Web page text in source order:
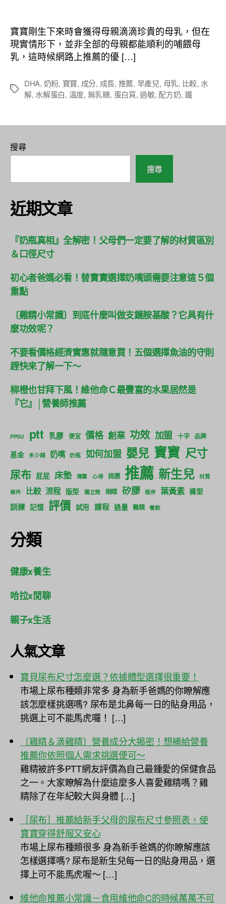
者
佈
日
期
寶寶剛生下來時會獲得母親滴滴珍貴的母乳，但在
現實情形下，並非全部的母親都能順利的哺餵母
乳，這時候網路上推薦的優 […]
標
DHA, 奶粉, 寶寶, 成分, 成長, 推薦, 早產兒, 母乳, 比較, 水
解, 水解蛋白, 溫度, 無乳糖, 蛋白質,過敏,配方奶,鐵
搜尋
搜尋
近期文章
『奶瓶真相』全解密！父母們一定要了解的材質區別
＆口徑尺寸
初心者爸媽必看！替寶寶選擇奶嘴頭需要注意這５個
重點
〔雞精小常識〕到底什麼叫做支鏈胺基酸？它具有什
麼功效呢？
不要看價格經濟實惠就隨意買！五個選擇魚油的守則
趕快來了解一下～
柳橙也甘拜下風！維他命Ｃ最豐富的水果居然是
『它』│營養師推薦
PPSU ptt 乳膠 便宜 價格 創業 功效 加盟 十字 品牌
基金 多少錢 奶嘴 奶瓶 如何加盟 嬰兒 寶寶 尺寸
尿布 屁屁 床墊 彈簧 心得 挑選 推薦 新生兒 材質
條件 比較 流程 版型 獨立筒 眼睛 矽膠 程序 葉黃素 褲型
訓練 記憶 評價 試用 課程 過量 雞精 餐飲
分類
健康x養生
哈拉x閒聊
親子x生活
人氣文章
寶貝尿布尺寸怎麼選？依據體型選擇很重要！
市場上尿布種類非常多 身為新手爸媽的你瞭解應
該怎麼樣挑選嗎? 尿布是北鼻每一日的貼身用品，
挑選上可不能馬虎囉！ […]
〔雞精＆滴雞精〕營養成分大揭密！想補給營養
推薦你依照個人需求挑選便可～
雞精被許多PTT網友評價為自己最鍾愛的保健食品
之一。大家瞭解為什麼這麼多人喜愛雞精嗎？雞
精除了在年紀較大與身體 […]
［尿布］推薦給新手父母的尿布尺寸參照表，使
寶寶穿得舒服又安心
市場上尿布種類很多 身為新手爸媽的你瞭解應該
怎樣選擇嗎? 尿布是新生兒每一日的貼身用品，選
擇上可不能馬虎喔～ […]
維他命推薦小常識－食用維他命C的時候萬萬不可